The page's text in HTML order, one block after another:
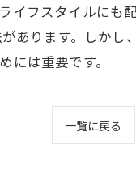
フスタイルに
あります。しか
は重要です。
一覧に戻る